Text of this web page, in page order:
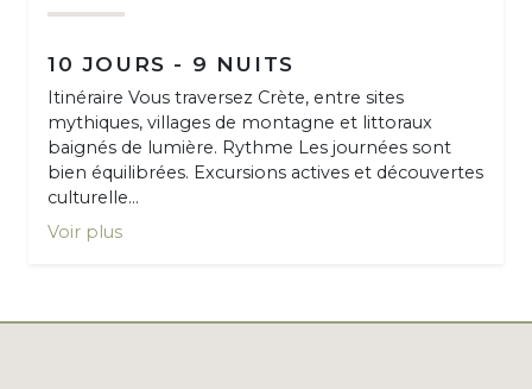
10 JOURS - 9 NUITS
Itinéraire Vous traversez Crète, entre sites
mythiques, villages de montagne et littoraux
baignés de lumière. Rythme Les journées sont
bien équilibrées. Excursions actives et découvertes
culturelle...
Voir plus